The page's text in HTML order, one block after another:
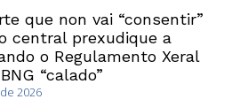
que non vai “consentir”
central prexudique a
o Regulamento Xeral
“calado”
2026